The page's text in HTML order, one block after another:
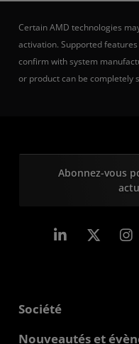
Certain AMD technologies
activation. Supported
confirm with system
or product can be completely
Abonnez-vous
LinkedIn
Société
À propos d'AMD
Nouveautés et